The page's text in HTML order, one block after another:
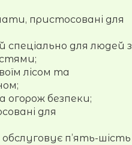
пристосовані для
спеціально для людей з
лісом та
огорож безпеки;
для
п’ять-шість